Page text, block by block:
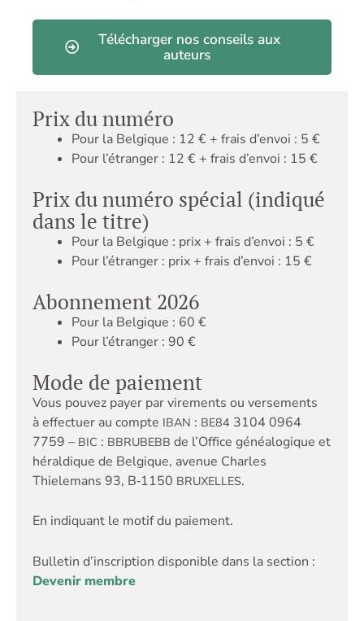
Télécharger nos conseils aux
auteurs
Prix du numéro
Pour la Belgique : 12 € + frais d’envoi : 5 €
Pour l’étranger : 12 € + frais d’envoi : 15 €
Prix du numéro spécial (indiqué
dans le titre)
Pour la Belgique : prix + frais d’envoi : 5 €
Pour l’étranger : prix + frais d’envoi : 15 €
Abonnement 2026
Pour la Belgique : 60 €
Pour l’étranger : 90 €
Mode de paiement
Vous pouvez payer par virements ou versements
à effectuer au compte IBAN : BE84 3104 0964
7759 – BIC : BBRUBEBB de l’Office généalogique et
héraldique de Belgique, avenue Charles
Thielemans 93, B‑1150 BRUXELLES.
En indiquant le motif du paiement.
Bulletin d’inscription disponible dans la section :
Devenir membre